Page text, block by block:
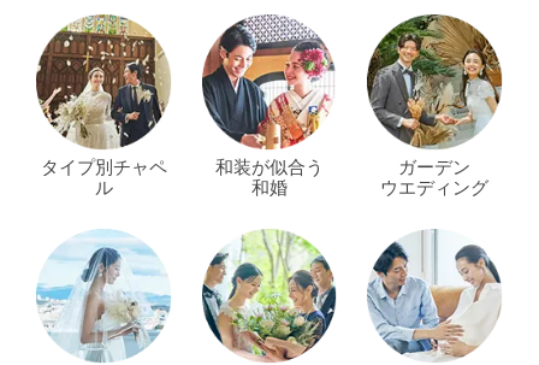
タイプ別チャペ
ル
和装が似合う
和婚
ガーデン
ウエディング